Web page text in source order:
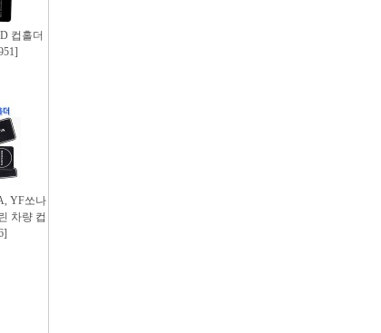
컵홀더
YF쏘나
차량 컵